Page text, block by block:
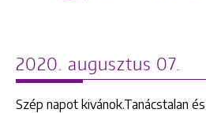
2020. augusztus 07.
Szép napot kivánok.Tanácstalan